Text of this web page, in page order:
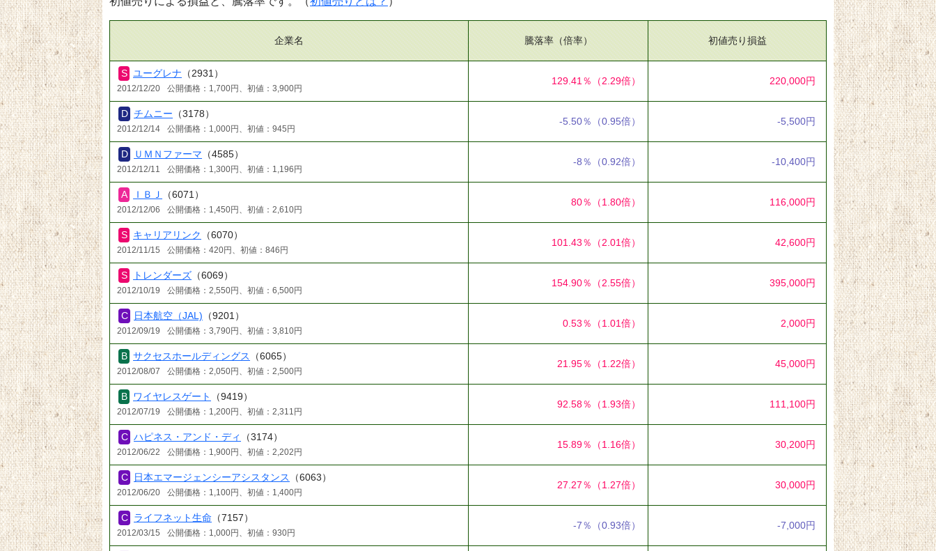
企業名 騰落率（倍率） 初値売り損益
ユーグレナ （2931）
2012/12/20 公開価格：1,700円、初値：3,900円
129.41％ （2.29倍） 220,000円
チムニー （3178）
2012/12/14 公開価格：1,000円、初値：945円
-5.50％ （0.95倍） -5,500円
ＵＭＮファーマ （4585）
2012/12/11 公開価格：1,300円、初値：1,196円
-8％ （0.92倍） -10,400円
ＩＢＪ （6071）
2012/12/06 公開価格：1,450円、初値：2,610円
80％ （1.80倍） 116,000円
キャリアリンク （6070）
2012/11/15 公開価格：420円、初値：846円
101.43％ （2.01倍） 42,600円
トレンダーズ （6069）
2012/10/19 公開価格：2,550円、初値：6,500円
154.90％ （2.55倍） 395,000円
日本航空（JAL) （9201）
2012/09/19 公開価格：3,790円、初値：3,810円
0.53％ （1.01倍） 2,000円
サクセスホールディングス （6065）
2012/08/07 公開価格：2,050円、初値：2,500円
21.95％ （1.22倍） 45,000円
ワイヤレスゲート （9419）
2012/07/19 公開価格：1,200円、初値：2,311円
92.58％ （1.93倍） 111,100円
ハピネス・アンド・ディ （3174）
2012/06/22 公開価格：1,900円、初値：2,202円
15.89％ （1.16倍） 30,200円
日本エマージェンシーアシスタンス （6063）
2012/06/20 公開価格：1,100円、初値：1,400円
27.27％ （1.27倍） 30,000円
ライフネット生命 （7157）
2012/03/15 公開価格：1,000円、初値：930円
-7％ （0.93倍） -7,000円